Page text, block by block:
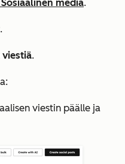
Sosiaalinen media.
.
viestiä.
viestin päälle ja